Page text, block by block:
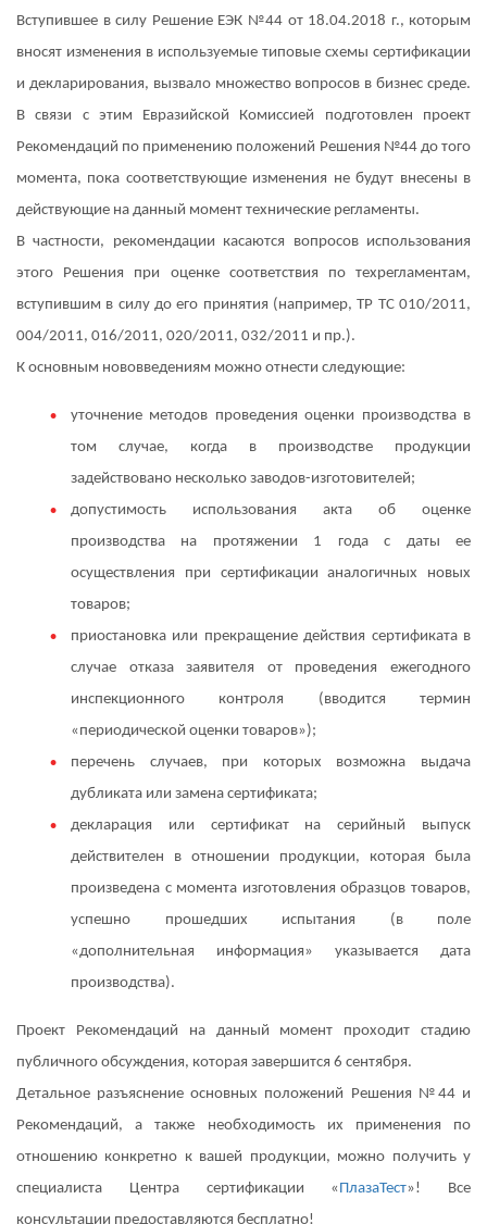
Вступившее в силу Решение ЕЭК №44 от 18.04.2018 г., которым
вносят изменения в используемые типовые схемы сертификации
и декларирования, вызвало множество вопросов в бизнес среде.
В связи с этим Евразийской Комиссией подготовлен проект
Рекомендаций по применению положений Решения №44 до того
момента, пока соответствующие изменения не будут внесены в
действующие на данный момент технические регламенты.
В частности, рекомендации касаются вопросов использования
этого Решения при оценке соответствия по техрегламентам,
вступившим в силу до его принятия (например, ТР ТС 010/2011,
004/2011, 016/2011, 020/2011, 032/2011 и пр.).
К основным нововведениям можно отнести следующие:
уточнение методов проведения оценки производства в
том случае, когда в производстве продукции
задействовано несколько заводов-изготовителей;
допустимость использования акта об оценке
производства на протяжении 1 года с даты ее
осуществления при сертификации аналогичных новых
товаров;
приостановка или прекращение действия сертификата в
случае отказа заявителя от проведения ежегодного
инспекционного контроля (вводится термин
«периодической оценки товаров»);
перечень случаев, при которых возможна выдача
дубликата или замена сертификата;
декларация или сертификат на серийный выпуск
действителен в отношении продукции, которая была
произведена с момента изготовления образцов товаров,
успешно прошедших испытания (в поле
«дополнительная информация» указывается дата
производства).
Проект Рекомендаций на данный момент проходит стадию
публичного обсуждения, которая завершится 6 сентября.
Детальное разъяснение основных положений Решения №44 и
Рекомендаций, а также необходимость их применения по
отношению конкретно к вашей продукции, можно получить у
специалиста Центра сертификации «ПлазаТест»! Все
консультации предоставляются бесплатно!